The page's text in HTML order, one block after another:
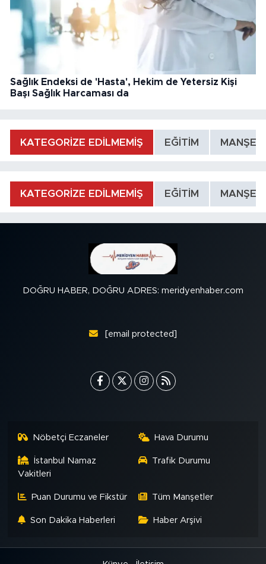
Sağlık Endeksi de 'Hasta', Hekim de Yetersiz Kişi
Başı Sağlık Harcaması da
KATEGORİZE EDİLMEMİŞ EĞİTİM MANŞET
KATEGORİZE EDİLMEMİŞ EĞİTİM MANŞET
DOĞRU HABER, DOĞRU ADRES: meridyenhaber.com
[email protected]
Nöbetçi Eczaneler Hava Durumu
İstanbul Namaz
Vakitleri
Trafik Durumu
Puan Durumu ve Fikstür Tüm Manşetler
Son Dakika Haberleri Haber Arşivi